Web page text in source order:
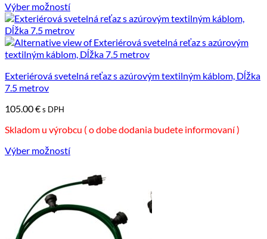
Výber možností
Tento
produkt
má
viacero
variantov.
Možnosti
si
vybrať
stránke
Exteriérová svetelná reťaz s azúrovým textilným káblom, Dĺžka
7.5 metrov
105.00€s DPH
Skladom u výrobcu ( o dobe dodania budete informovaní )
Výber možností
variantov.
Možnosti